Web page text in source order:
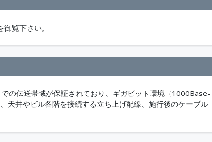
覧下さい。
の伝送帯域が保証されており、ギガビット環境（1000Base-
井やビル各階を接続する立ち上げ配線、施行後のケーブル